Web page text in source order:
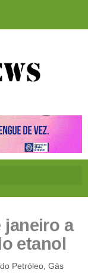
janeiro a
etanol
Petróleo, Gás